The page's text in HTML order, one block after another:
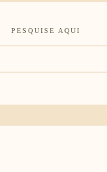
PESQUISE AQUI